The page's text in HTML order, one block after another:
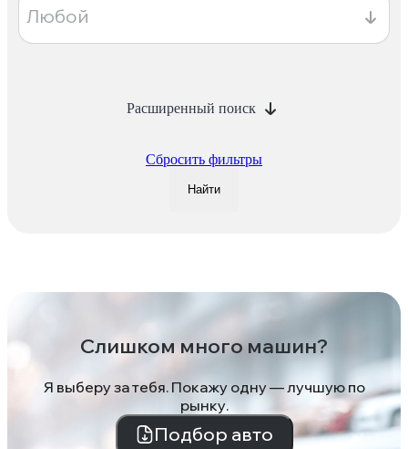
Расширенный поиск
Сбросить фильтры
Найти
Слишком много машин?
Я выберу за тебя. Покажу одну — лучшую по
рынку.
Подбор авто